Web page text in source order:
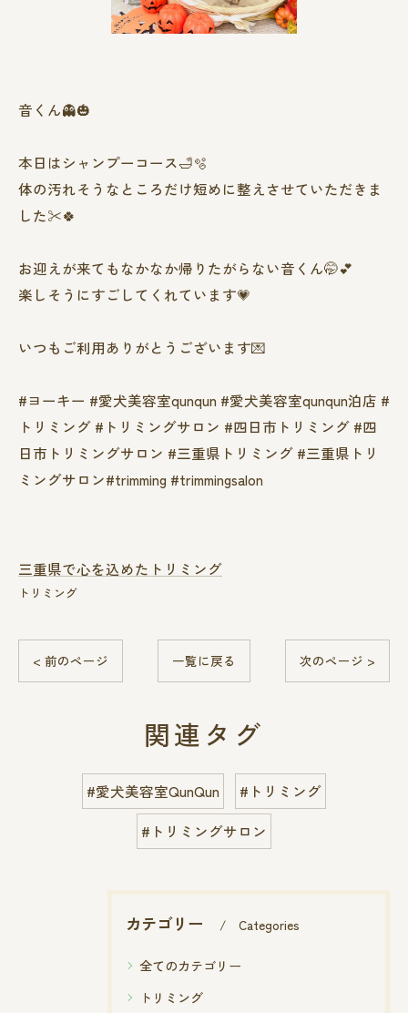
音くん👻🎃
本日はシャンプーコース🛁🫧
体の汚れそうなところだけ短めに整えさせていただきま
した✂️🍀
お迎えが来てもなかなか帰りたがらない音くん🤭︎‪💕
楽しそうにすごしてくれています💗
いつもご利用ありがとうございます💌
#ヨーキー #愛犬美容室qunqun #愛犬美容室qunqun泊店 #
トリミング #トリミングサロン #四日市トリミング #四
日市トリミングサロン #三重県トリミング #三重県トリ
ミングサロン#trimming #trimmingsalon
三重県で心を込めたトリミング
トリミング
< 前のページ 一覧に戻る 次のページ >
関連タグ
#愛犬美容室QunQun
#トリミング
#トリミングサロン
カテゴリー Categories
全てのカテゴリー
トリミング